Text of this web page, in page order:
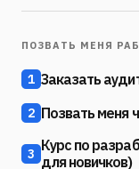
ПОЗВАТЬ МЕНЯ
1 Заказать
2 Позвать меня
3 Курс по
для новичков)